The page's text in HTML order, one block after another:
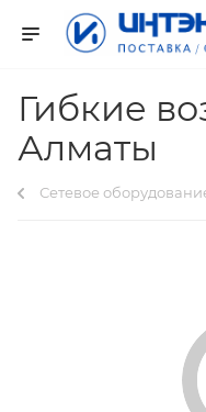
Гибкие
Алматы
Сетевое